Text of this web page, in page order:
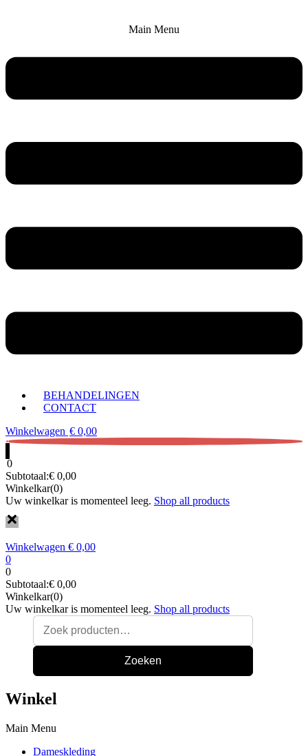
Main Menu
BEHANDELINGEN
CONTACT
Winkelwagen € 0,00
0
0
Subtotaal:€ 0,00
Winkelkar(0)
Uw winkelkar is momenteel leeg. Shop all products
Winkelwagen € 0,00
0
0
Subtotaal:€ 0,00
Winkelkar(0)
Uw winkelkar is momenteel leeg. Shop all products
Zoeken
Winkel
Main Menu
Dameskleding